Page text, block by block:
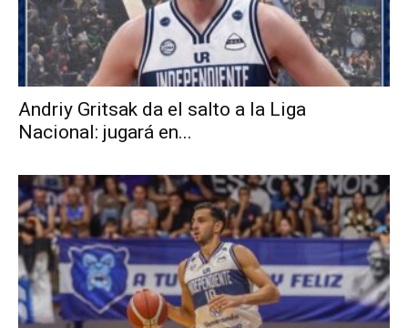
Andriy Gritsak da el salto a la Liga
Nacional: jugará en...